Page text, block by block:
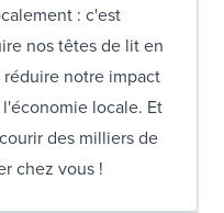
: c'est
nos têtes de lit en
notre impact
locale. Et
des milliers de
chez vous !